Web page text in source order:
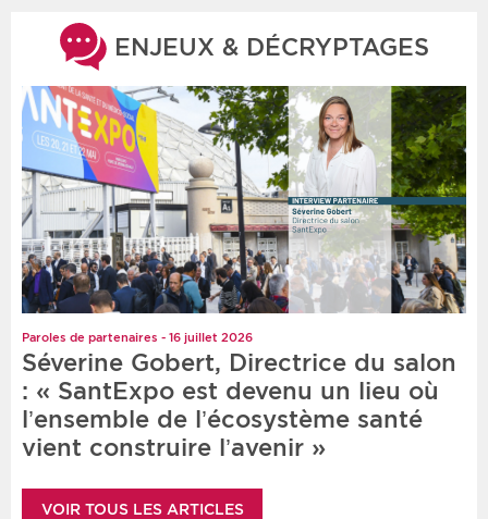
ENJEUX & DÉCRYPTAGES
Paroles de partenaires - 16 juillet 2026
Séverine Gobert, Directrice du salon
: « SantExpo est devenu un lieu où
l’ensemble de l’écosystème santé
vient construire l’avenir »
VOIR TOUS LES ARTICLES